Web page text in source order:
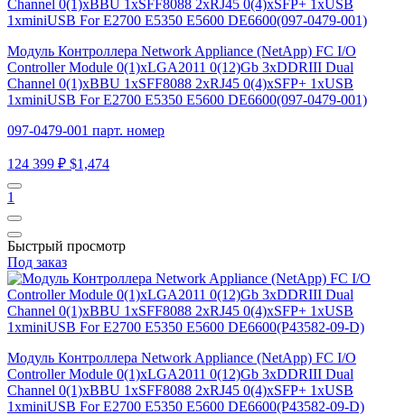
Модуль Контроллера Network Appliance (NetApp) FC I/O
Controller Module 0(1)xLGA2011 0(12)Gb 3xDDRIII Dual
Channel 0(1)xBBU 1xSFF8088 2xRJ45 0(4)xSFP+ 1xUSB
1xminiUSB For E2700 E5350 E5600 DE6600(097-0479-001)
097-0479-001 парт. номер
124 399 ₽ $1,474
1
Быстрый просмотр
Под заказ
Модуль Контроллера Network Appliance (NetApp) FC I/O
Controller Module 0(1)xLGA2011 0(12)Gb 3xDDRIII Dual
Channel 0(1)xBBU 1xSFF8088 2xRJ45 0(4)xSFP+ 1xUSB
1xminiUSB For E2700 E5350 E5600 DE6600(P43582-09-D)